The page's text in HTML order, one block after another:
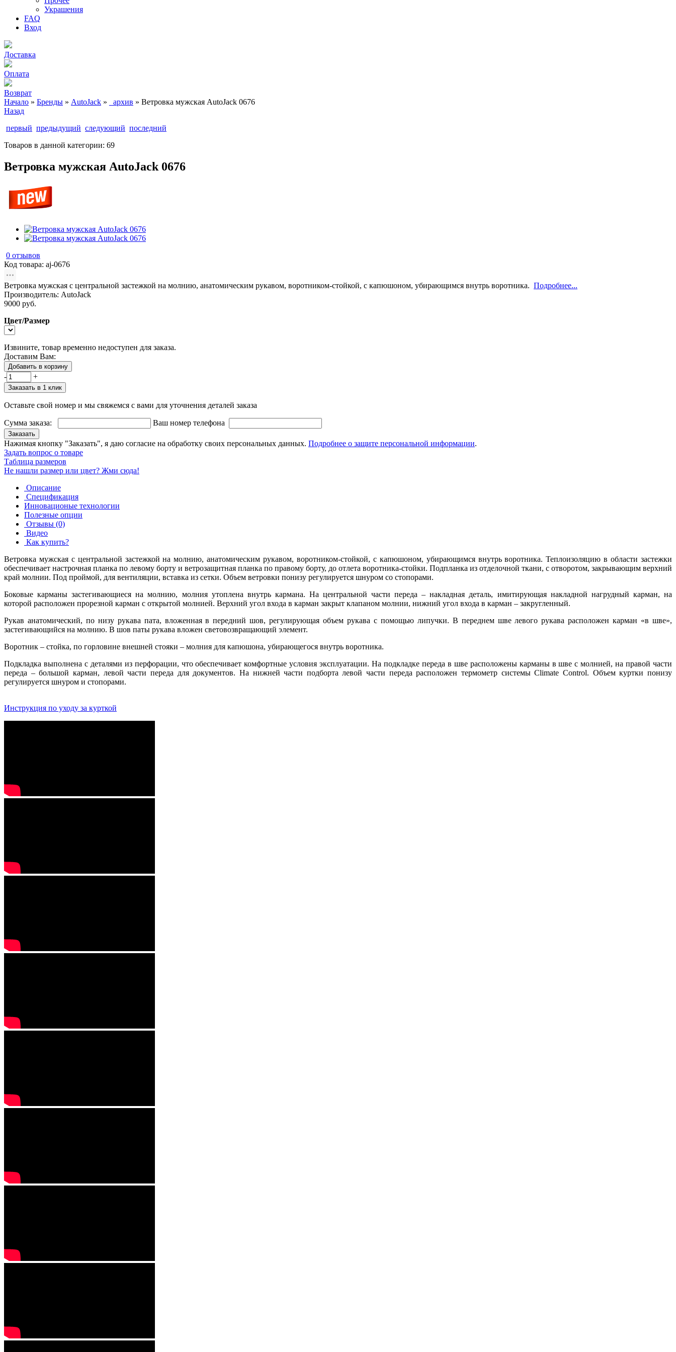
Украшения
FAQ
Вход
Доставка
Оплата
Возврат
Начало » Бренды » AutoJack » _архив » Ветровка мужская AutoJack 0676
Назад
первый предыдущий следующий последний
Товаров в данной категории: 69
Ветровка мужская AutoJack 0676
0 отзывов
Код товара: aj-0676
Ветровка мужская с центральной застежкой на молнию, анатомическим рукавом, воротником-стойкой, с капюшоном, убирающимся внутрь воротника. Подробнее...
Производитель: AutoJack
9000 руб.
Цвет/Размер
Извините, товар временно недоступен для заказа.
Доставим Вам:
Добавить в корзину
- +
Заказать в 1 клик
Оставьте свой номер и мы свяжемся с вами для уточнения деталей заказа
Сумма заказа: Ваш номер телефона
Заказать
Нажимая кнопку "Заказать", я даю согласие на обработку своих персональных данных. Подробнее о защите персональной информации.
Задать вопрос о товаре
Таблица размеров
Не нашли размер или цвет? Жми сюда!
Описание
Спецификация
Инновационые технологии
Полезные опции
Отзывы (0)
Видео
Как купить?
Ветровка мужская с центральной застежкой на молнию, анатомическим рукавом, воротником-стойкой, с капюшоном, убирающимся внутрь воротника. Теплоизоляцию в области застежки
обеспечивает настрочная планка по левому борту и ветрозащитная планка по правому борту, до отлета воротника-стойки. Подпланка из отделочной ткани, с отворотом, закрывающим верхний
край молнии. Под проймой, для вентиляции, вставка из сетки. Объем ветровки понизу регулируется шнуром со стопорами.
Боковые карманы застегивающиеся на молнию, молния утоплена внутрь кармана. На центральной части переда – накладная деталь, имитирующая накладной нагрудный карман, на
которой расположен прорезной карман с открытой молнией. Верхний угол входа в карман закрыт клапаном молнии, нижний угол входа в карман – закругленный.
Рукав анатомический, по низу рукава пата, вложенная в передний шов, регулирующая объем рукава с помощью липучки. В переднем шве левого рукава расположен карман «в шве»,
застегивающийся на молнию. В шов паты рукава вложен световозвращающий элемент.
Воротник – стойка, по горловине внешней стояки – молния для капюшона, убирающегося внутрь воротника.
Подкладка выполнена с деталями из перфорации, что обеспечивает комфортные условия эксплуатации. На подкладке переда в шве расположены карманы в шве с молнией, на правой части
переда – большой карман, левой части переда для документов. На нижней части подборта левой части переда расположен термометр системы Climate Control. Объем куртки понизу
регулируется шнуром и стопорами.
Инструкция по уходу за курткой